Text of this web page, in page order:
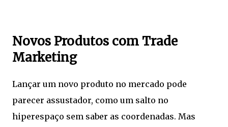
Novos Produtos com Trade
Marketing
Lançar um novo produto no mercado pode
parecer assustador, como um salto no
hiperespaço sem saber as coordenadas. Mas